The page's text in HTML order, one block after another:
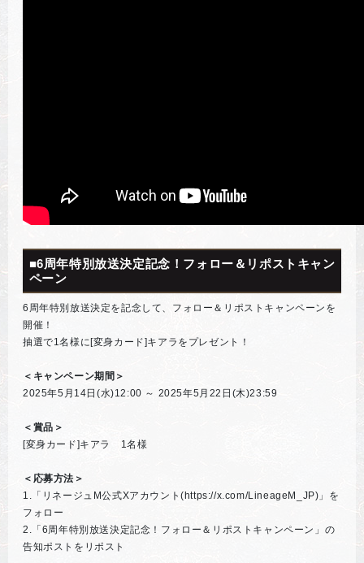
■6周年特別放送決定記念！フォロー＆リポストキャン
ペーン
6周年特別放送決定を記念して、フォロー＆リポストキャンペーンを
開催！
抽選で1名様に[変身カード]キアラをプレゼント！
＜キャンペーン期間＞
2025年5月14日(水)12:00 ～ 2025年5月22日(木)23:59
＜賞品＞
[変身カード]キアラ 1名様
＜応募方法＞
1.「リネージュM公式Xアカウント(https://x.com/LineageM_JP)」を
フォロー
2.「6周年特別放送決定記念！フォロー＆リポストキャンペーン」の
告知ポストをリポスト